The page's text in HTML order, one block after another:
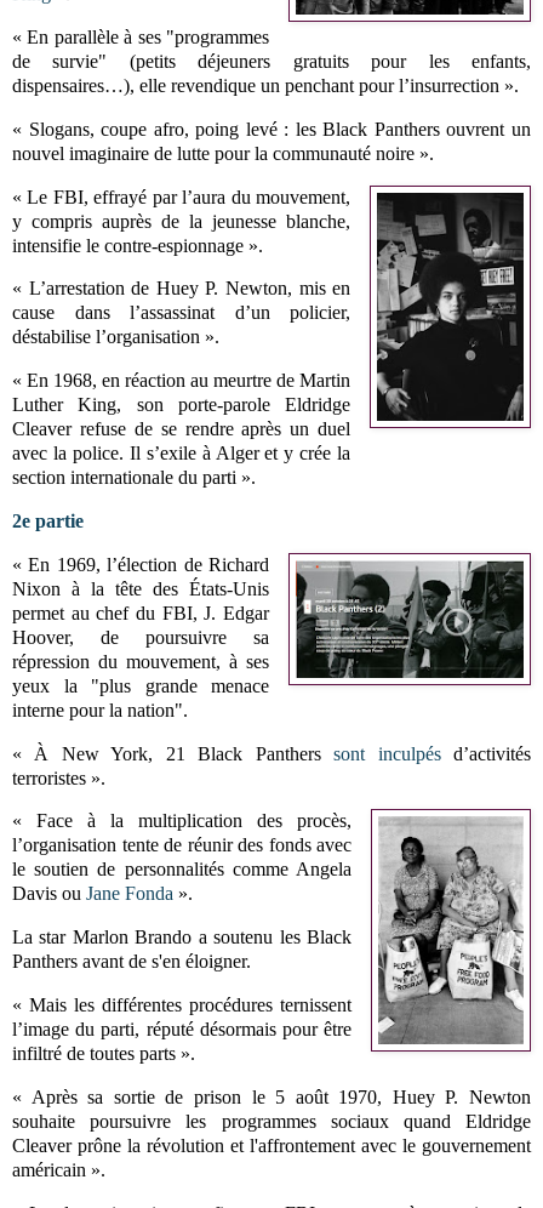
« En parallèle à ses "programmes
de survie" (petits déjeuners gratuits pour les enfants,
dispensaires…), elle revendique un penchant pour l’insurrection ».
« Slogans, coupe afro, poing levé : les Black Panthers ouvrent un
nouvel imaginaire de lutte pour la communauté noire ».
« Le FBI, effrayé par l’aura du mouvement,
y compris auprès de la jeunesse blanche,
intensifie le contre-espionnage ».
« L’arrestation de Huey P. Newton, mis en
cause dans l’assassinat d’un policier,
déstabilise l’organisation ».
« En 1968, en réaction au meurtre de Martin
Luther King, son porte-parole Eldridge
Cleaver refuse de se rendre après un duel
avec la police. Il s’exile à Alger et y crée la
section internationale du parti ».
2e partie
« En 1969, l’élection de Richard
Nixon à la tête des États-Unis
permet au chef du FBI, J. Edgar
Hoover, de poursuivre sa
répression du mouvement, à ses
yeux la "plus grande menace
interne pour la nation".
« À New York, 21 Black Pantherssont inculpésd’activités
terroristes ».
« Face à la multiplication des procès,
l’organisation tente de réunir des fonds avec
le soutien de personnalités comme Angela
Davis ou Jane Fonda ».
La star Marlon Brando a soutenu les Black
Panthers avant de s'en éloigner.
« Mais les différentes procédures ternissent
l’image du parti, réputé désormais pour être
infiltré de toutes parts ».
« Après sa sortie de prison le 5 août 1970, Huey P. Newton
souhaite poursuivre les programmes sociaux quand Eldridge
Cleaver prône la révolution et l'affrontement avec le gouvernement
américain ».